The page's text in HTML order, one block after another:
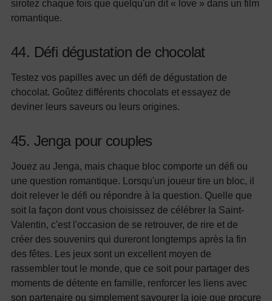
sirotez chaque fois que quelqu'un dit « love » dans un film
romantique.
44. Défi dégustation de chocolat
Testez vos papilles avec un défi de dégustation de
chocolat. Goûtez différents chocolats et essayez de
deviner leurs saveurs ou leurs origines.
45. Jenga pour couples
Jouez au Jenga, mais chaque bloc comporte un défi ou
une question romantique. Lorsqu'un joueur tire un bloc, il
doit relever le défi ou répondre à la question. Quelle que
soit la façon dont vous choisissez de célébrer la Saint-
Valentin, c'est l'occasion de se retrouver, de rire et de
créer des souvenirs qui dureront longtemps après la fin
des fêtes. Les jeux sont un excellent moyen de
rassembler tout le monde, que ce soit pour partager des
moments de détente en famille, renforcer les liens avec
son partenaire ou simplement savourer la joie que procure